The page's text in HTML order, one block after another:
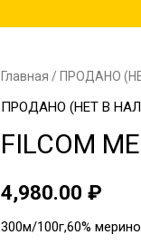
Главная / ПРОДАНО
ПРОДАНО (НЕТ В
FILCOM
4,980.00₽
300м/100г,60%